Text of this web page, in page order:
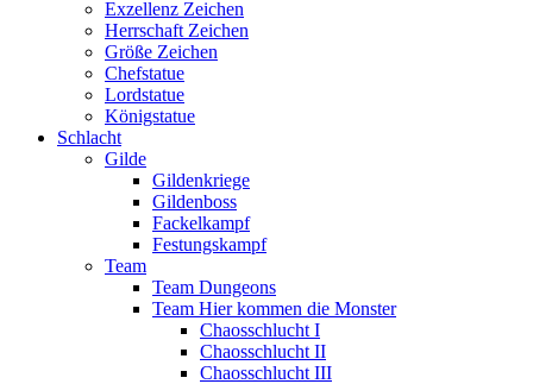
Exzellenz Zeichen
Herrschaft Zeichen
Größe Zeichen
Chefstatue
Lordstatue
Königstatue
Schlacht
Gilde
Gildenkriege
Gildenboss
Fackelkampf
Festungskampf
Team
Team Dungeons
Team Hier kommen die Monster
Chaosschlucht I
Chaosschlucht II
Chaosschlucht III